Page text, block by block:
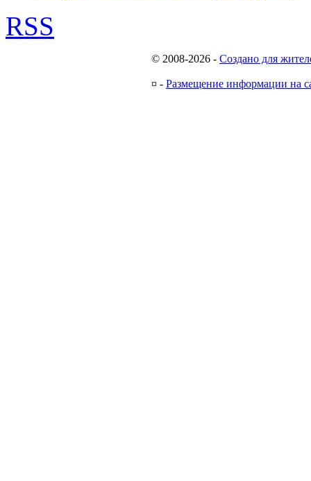
RSS
© 2008-2026 - Создано для
¤ - Размещение информации на